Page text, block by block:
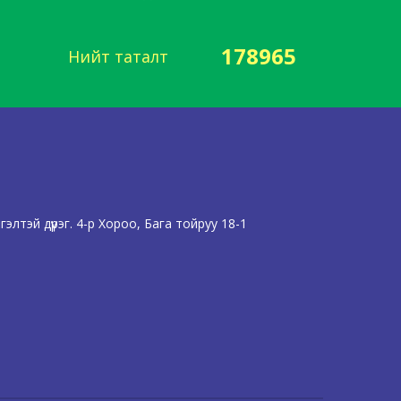
Нийт таталт 178965
дүүрэг. 4-р Хороо, Бага тойруу 18-1